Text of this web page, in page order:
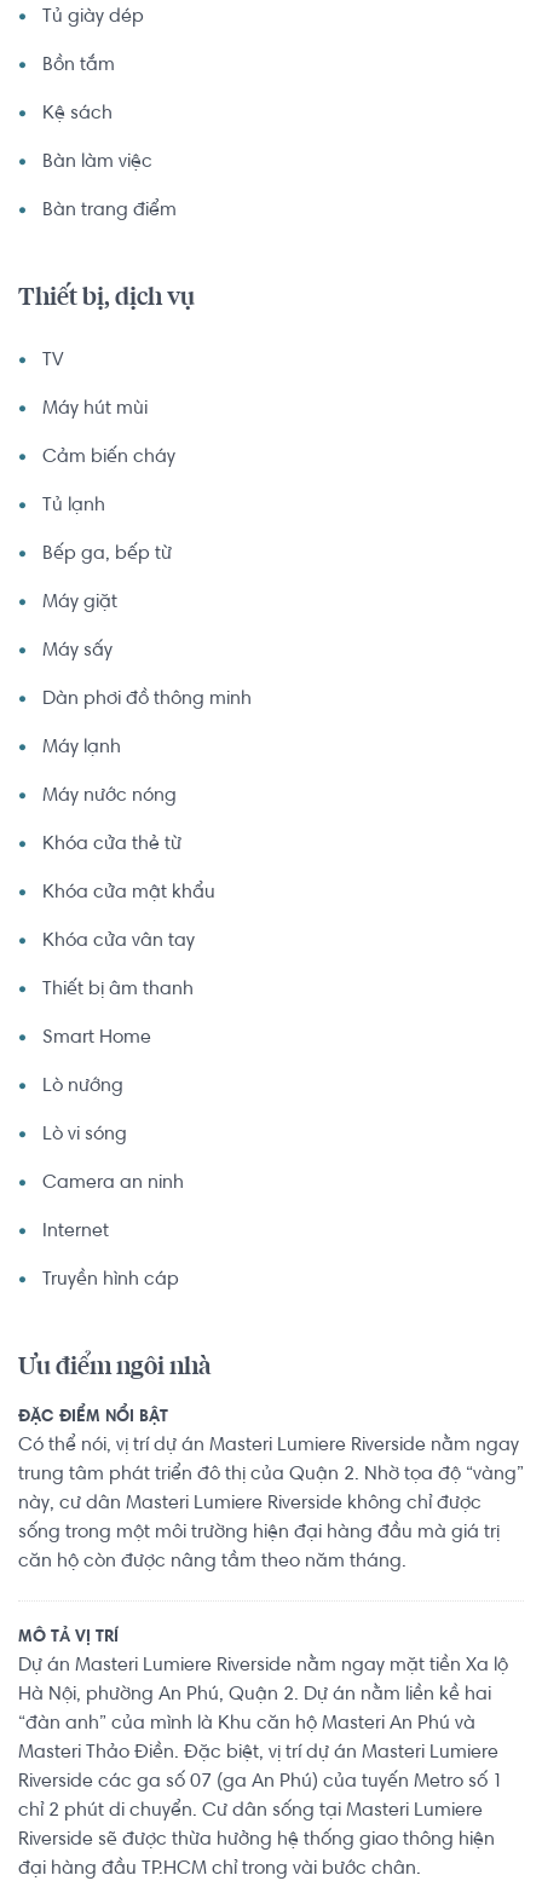
Tủ giày dép
Bồn tắm
Kệ sách
Bàn làm việc
Bàn trang điểm
Thiết bị, dịch vụ
TV
Máy hút mùi
Cảm biến cháy
Tủ lạnh
Bếp ga, bếp từ
Máy giặt
Máy sấy
Dàn phơi đồ thông minh
Máy lạnh
Máy nước nóng
Khóa cửa thẻ từ
Khóa cửa mật khẩu
Khóa cửa vân tay
Thiết bị âm thanh
Smart Home
Lò nướng
Lò vi sóng
Camera an ninh
Internet
Truyền hình cáp
Ưu điểm ngôi nhà
ĐẶC ĐIỂM NỔI BẬT
Có thể nói, vị trí dự án Masteri Lumiere Riverside nằm ngay
trung tâm phát triển đô thị của Quận 2. Nhờ tọa độ “vàng”
này, cư dân Masteri Lumiere Riverside không chỉ được
sống trong một môi trường hiện đại hàng đầu mà giá trị
căn hộ còn được nâng tầm theo năm tháng.
MÔ TẢ VỊ TRÍ
Dự án Masteri Lumiere Riverside nằm ngay mặt tiền Xa lộ
Hà Nội, phường An Phú, Quận 2. Dự án nằm liền kề hai
“đàn anh” của mình là Khu căn hộ Masteri An Phú và
Masteri Thảo Điền. Đặc biệt, vị trí dự án Masteri Lumiere
Riverside các ga số 07 (ga An Phú) của tuyến Metro số 1
chỉ 2 phút di chuyển. Cư dân sống tại Masteri Lumiere
Riverside sẽ được thừa hưởng hệ thống giao thông hiện
đại hàng đầu TP.HCM chỉ trong vài bước chân.